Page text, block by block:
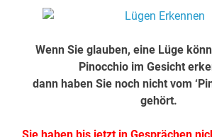
Wenn Sie glauben, eine Lüge
Pinocchio im Gesicht
dann haben Sie noch nicht vom
gehört.